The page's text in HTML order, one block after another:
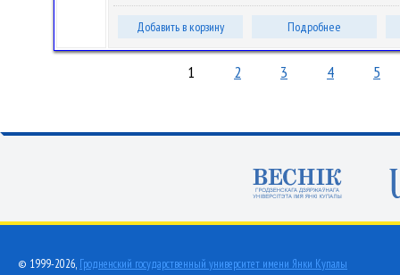
Добавить в корзину Подробнее
1 2 3 4 5
© 1999-2026, Гродненский государственный университет имени Янки Купалы